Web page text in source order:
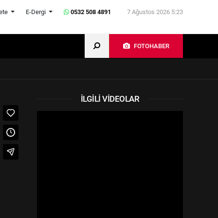
E-Dergi 0532 508 4891 7 Ağustos 2026 5:23
FOTOHABER
İLGILI VIDEOLAR